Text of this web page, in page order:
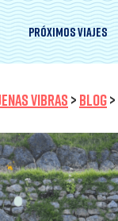
Próximos viajes
VIBRAS > BLOG>